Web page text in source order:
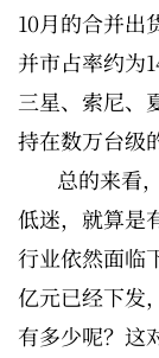
10月的合并出
并市占率约为
三星、索尼、
持在数万台级
总的来看
低迷，就算
行业依然面
亿元已经下发
有多少呢？这